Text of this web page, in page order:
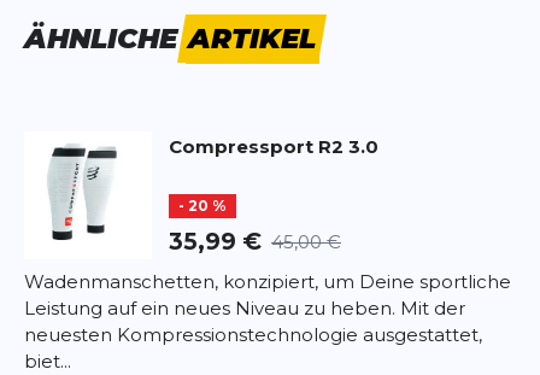
Ihre Leistung steigern und für schnelle Erholung
sorgen. Entscheiden Sie sich für den R2 3.0 von
SCHREIBE EINE BEWERTUNG
Produktbewertung
Vorname
Vorname
Überschrift
Überschrift
Rezension
ÄHNLICHEARTIKEL
Compressport R2 3.0
- 20 %
35,99 € 45,00 €
Wadenmanschetten, konzipiert, um Deine sportliche
Leistung auf ein neues Niveau zu heben. Mit der
neuesten Kompressionstechnologie ausgestattet,
biet...